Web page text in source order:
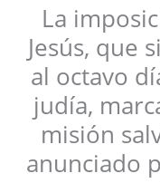
La
Jesús, que
al octavo
judía,
misión
anunciado